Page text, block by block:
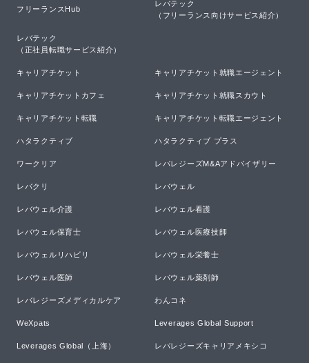
フリーランスHub
レバテック
（フリーランス向けサービス紹介）
レバテック
（正社員転職サービス紹介）
キャリアチケット キャリアチケット就職エージェント
キャリアチケットカフェ キャリアチケット就職スカウト
キャリアチケット転職 キャリアチケット転職エージェント
ハタラクティブ ハタラクティブ プラス
ワークリア レバレジーズM&Aアドバイザリー
レバクリ レバウェル
レバウェル介護 レバウェル看護
レバウェル保育士 レバウェル医療技師
レバウェルリハビリ レバウェル栄養士
レバウェル医師 レバウェル薬剤師
レバレジーズメディカルケア わんコネ
WeXpats Leverages Global Support
Leverages Global（上海） レバレジーズキャリアメキシコ